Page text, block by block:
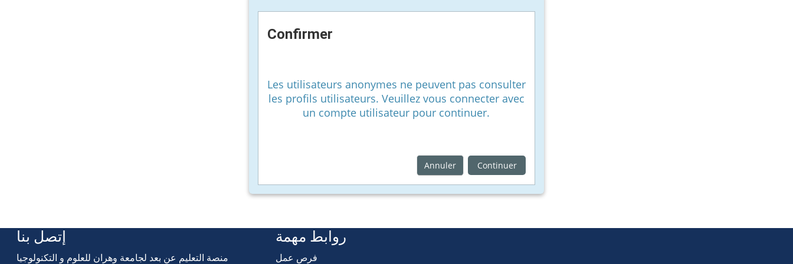
Confirmer
Les utilisateurs anonymes ne peuvent pas consulter
les profils utilisateurs. Veuillez vous connecter avec
un compte utilisateur pour continuer.
Annuler Continuer
إتصل بنا
منصة التعليم عن بعد لجامعة وهران للعلوم و التكنولوجيا
روابط مهمة
فرص عمل